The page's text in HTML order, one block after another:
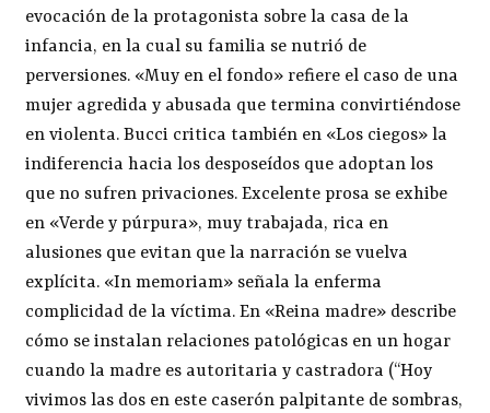
evocación de la protagonista sobre la casa de la
infancia, en la cual su familia se nutrió de
perversiones. «Muy en el fondo» refiere el caso de una
mujer agredida y abusada que termina convirtiéndose
en violenta. Bucci critica también en «Los ciegos» la
indiferencia hacia los desposeídos que adoptan los
que no sufren privaciones. Excelente prosa se exhibe
en «Verde y púrpura», muy trabajada, rica en
alusiones que evitan que la narración se vuelva
explícita. «In memoriam» señala la enferma
complicidad de la víctima. En «Reina madre» describe
cómo se instalan relaciones patológicas en un hogar
cuando la madre es autoritaria y castradora (“Hoy
vivimos las dos en este caserón palpitante de sombras,